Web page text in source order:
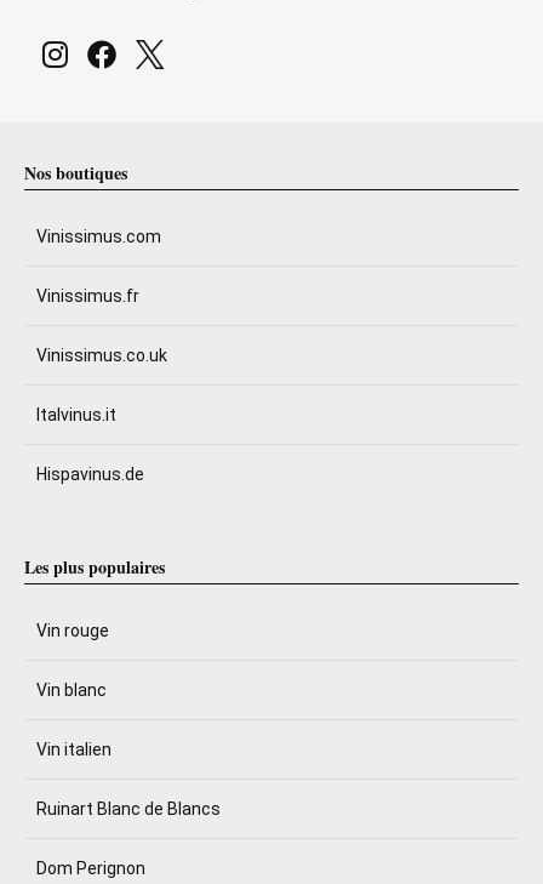
Nos boutiques
Vinissimus.com
Vinissimus.fr
Vinissimus.co.uk
Italvinus.it
Hispavinus.de
Les plus populaires
Vin rouge
Vin blanc
Vin italien
Ruinart Blanc de Blancs
Dom Perignon